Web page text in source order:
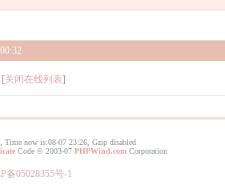
[关闭在线列表]
Time now is:08-07 23:26, Gzip disabled
Code © 2003-07 PHPWind.com Corporation
备05028355号-1